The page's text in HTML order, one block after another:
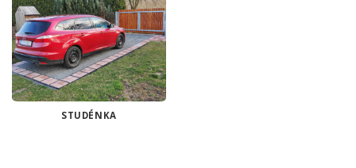
STUDÉNKA